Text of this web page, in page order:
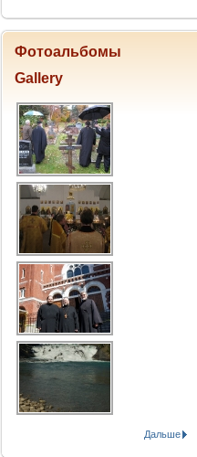
Фотоальбомы
Gallery
Дальше